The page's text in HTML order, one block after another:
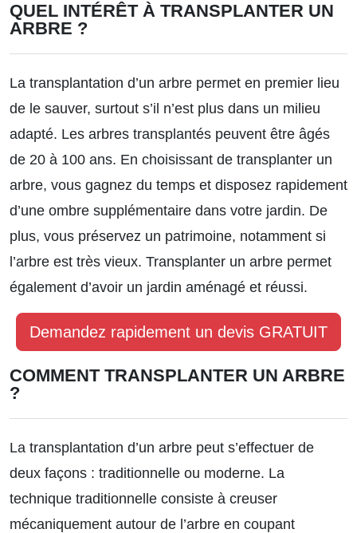
QUEL INTÉRÊT À TRANSPLANTER UN
ARBRE ?
La transplantation d’un arbre permet en premier lieu
de le sauver, surtout s’il n’est plus dans un milieu
adapté. Les arbres transplantés peuvent être âgés
de 20 à 100 ans. En choisissant de transplanter un
arbre, vous gagnez du temps et disposez rapidement
d’une ombre supplémentaire dans votre jardin. De
plus, vous préservez un patrimoine, notamment si
l’arbre est très vieux. Transplanter un arbre permet
également d’avoir un jardin aménagé et réussi.
Demandez rapidement un devis GRATUIT
COMMENT TRANSPLANTER UN ARBRE
?
La transplantation d’un arbre peut s’effectuer de
deux façons : traditionnelle ou moderne. La
technique traditionnelle consiste à creuser
mécaniquement autour de l’arbre en coupant